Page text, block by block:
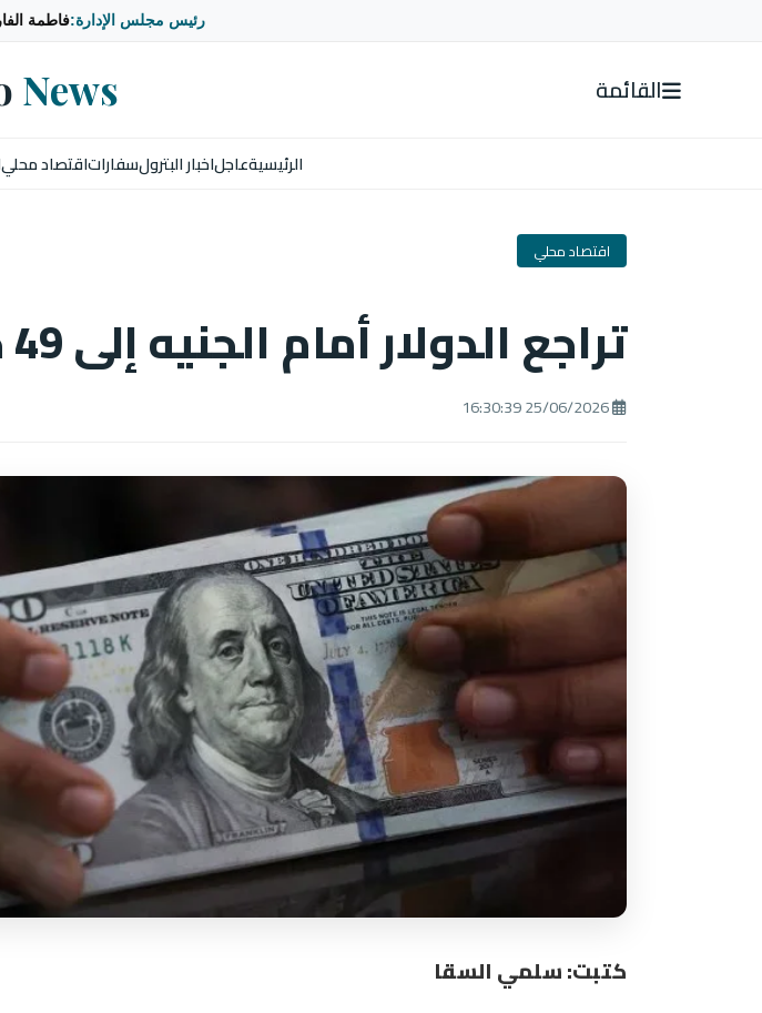
رئيس مجلس الإدارة:فاطمة الفار
القائمة News
الرئيسيةعاجلاخبار البترولسفاراتاقتصاد محلي
اقتصاد محلي
تراجع الدولار أمام الجنيه إلى 49 جنيهًا
كتبت: سلمي السقا